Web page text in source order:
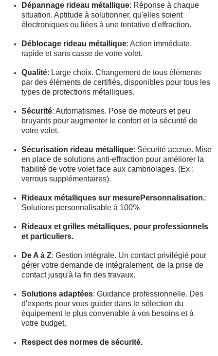
Dépannage rideau métallique: Réponse à chaque
situation. Aptitude à solutionner, qu'elles soient
électroniques ou liées à une tentative d'effraction.
Déblocage rideau métallique: Action immédiate.
rapide et sans casse de votre volet.
Qualité: Large choix. Changement de tous éléments
par des éléments de certifiés, disponibles pour tous les
types de protections métalliques.
Sécurité: Automatismes. Pose de moteurs et peu
bruyants pour augmenter le confort et la sécurité de
votre volet.
Sécurisation rideau métallique: Sécurité accrue. Mise
en place de solutions anti-effraction pour améliorer la
fiabilité de votre volet face aux cambriolages. (Ex :
verrous supplémentaires).
Rideaux métalliques sur mesurePersonnalisation.:
Solutions personnalisable à 100%
Rideaux et grilles métalliques, pour professionnels
et particuliers.
De A à Z: Gestion intégrale. Un contact privilégié pour
gérer votre demande de intégralement, de la prise de
contact jusqu'à la fin des travaux.
Solutions adaptées: Guidance professionnelle. Des
d'experts pour vous guider dans le sélection du
équipement le plus convenable à vos besoins et à
votre budget.
Respect des normes de sécurité.